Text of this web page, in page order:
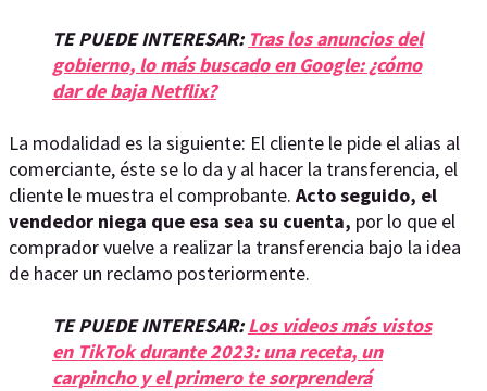
TE PUEDE INTERESAR: Tras los anuncios del
gobierno, lo más buscado en Google: ¿cómo
dar de baja Netflix?
La modalidad es la siguiente: El cliente le pide el alias al
comerciante, éste se lo da y al hacer la transferencia, el
cliente le muestra el comprobante. Acto seguido, el
vendedor niega que esa sea su cuenta, por lo que el
comprador vuelve a realizar la transferencia bajo la idea
de hacer un reclamo posteriormente.
TE PUEDE INTERESAR:Los videos más vistos
en TikTok durante 2023: una receta, un
carpincho y el primero te sorprenderá